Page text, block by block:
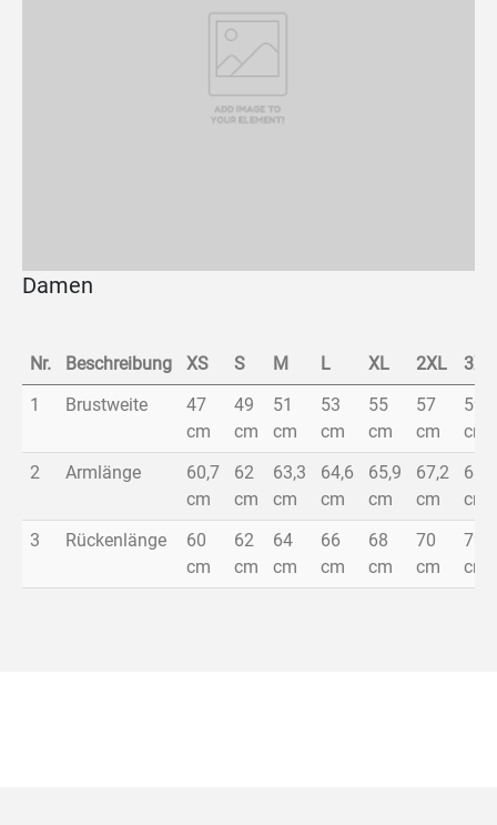
Damen
Nr. Beschreibung XS S M L XL 2XL
3XL
1
Brustweite
47
cm
49
cm
51
cm
53
cm
55
cm
57
cm
59
cm
2
Armlänge
60,7
cm
62
cm
63,3
cm
64,6
cm
65,9
cm
67,2
cm
68,5
cm
3
Rückenlänge
60
cm
62
cm
64
cm
66
cm
68
cm
70
cm
72
cm